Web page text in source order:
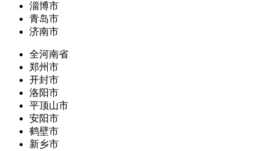
淄博市
青岛市
济南市
全河南省
郑州市
开封市
洛阳市
平顶山市
安阳市
鹤壁市
新乡市